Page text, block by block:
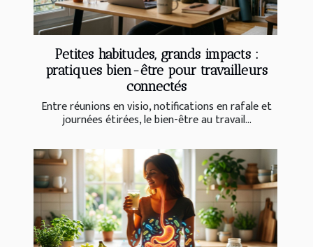
Petites habitudes, grands impacts :
pratiques bien-être pour travailleurs
connectés
Entre réunions en visio, notifications en rafale et
journées étirées, le bien-être au travail...